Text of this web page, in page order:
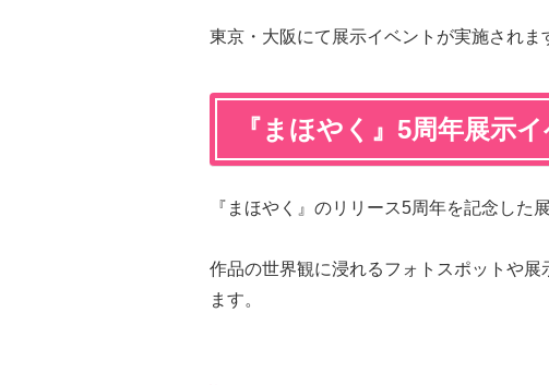
東京・大阪にて展示イベントが実施されま
『まほやく』5周年展示
『まほやく』のリリース5周年を記念した
作品の世界観に浸れるフォトスポットや
ます。